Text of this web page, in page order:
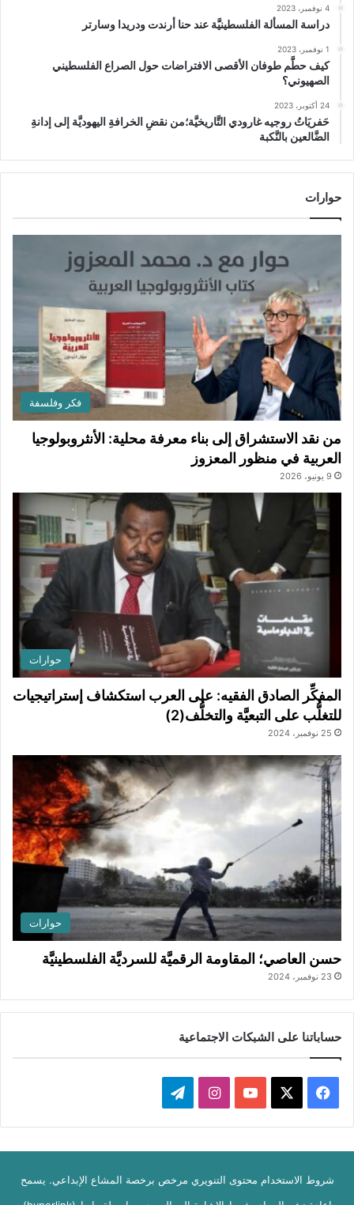
4 نوفمبر، 2023
دراسة المسألة الفلسطينيَّة عند حنا أرندت ودريدا وسارتر
1 نوفمبر، 2023
كيف حطَّم طوفان الأقصى الافتراضات حول الصراع الفلسطيني
الصهيوني؟
24 أكتوبر، 2023
حَفريَاتُ روجيه غارودي التَّاريخيَّة؛من نقضِ الخرافةِ اليهوديَّة إلى إدانةِ
الضَّالعين بالنَّكبة
حوارات
فكر وفلسفة
من نقد الاستشراق إلى بناء معرفة محلية: الأنثروبولوجيا
العربية في منظور المعزوز
9 يونيو، 2026
حوارات
المفكِّر الصادق الفقيه: على العرب استكشاف إستراتيجيات
للتغلُّب على التبعيَّة والتخلُّف(2)
25 نوفمبر، 2024
حوارات
حسن العاصي؛ المقاومة الرقميَّة للسرديَّة الفلسطينيَّة
23 نوفمبر، 2024
حساباتنا على الشبكات الاجتماعية
فيسبوك ‫YouTubeانستقرامتيلقرام
شروط الاستخدام محتوى التنويري مرخص برخصة المشاع الإبداعي. يسمح